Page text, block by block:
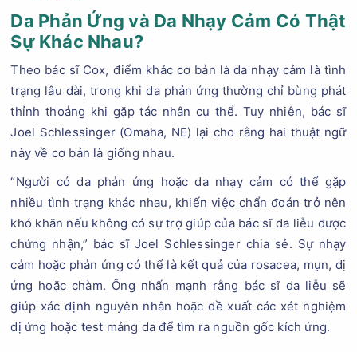
Da Phản Ứng và Da Nhạy Cảm Có Thật
Sự Khác Nhau?
Theo bác sĩ Cox, điểm khác cơ bản là da nhạy cảm là tình
trạng lâu dài, trong khi da phản ứng thường chỉ bùng phát
thỉnh thoảng khi gặp tác nhân cụ thể. Tuy nhiên, bác sĩ
Joel Schlessinger (Omaha, NE) lại cho rằng hai thuật ngữ
này về cơ bản là giống nhau.
“Người có da phản ứng hoặc da nhạy cảm có thể gặp
nhiều tình trạng khác nhau, khiến việc chẩn đoán trở nên
khó khăn nếu không có sự trợ giúp của bác sĩ da liễu được
chứng nhận,” bác sĩ Joel Schlessinger chia sẻ. Sự nhạy
cảm hoặc phản ứng có thể là kết quả của rosacea, mụn, dị
ứng hoặc chàm. Ông nhấn mạnh rằng bác sĩ da liễu sẽ
giúp xác định nguyên nhân hoặc đề xuất các xét nghiệm
dị ứng hoặc test mảng da để tìm ra nguồn gốc kích ứng.